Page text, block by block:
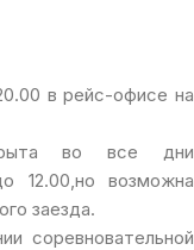
в рейс-офисе на
во все дни
12.00,но возможна
заезда.
соревновательной